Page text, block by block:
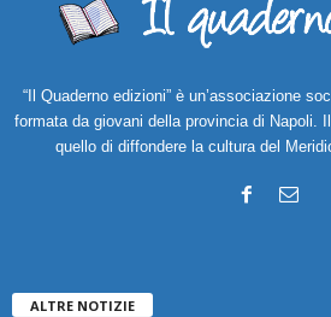
“Il Quaderno edizioni” è un’associazione
formata da giovani della provincia di Napoli.
quello di diffondere la cultura del
ALTRE NOTIZIE